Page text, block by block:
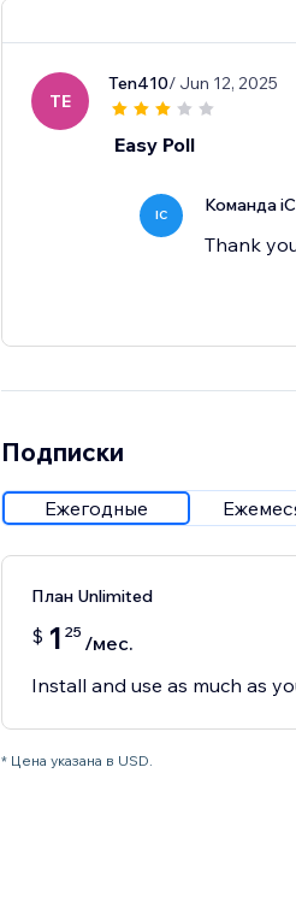
TE
Ten410/ Jun 12, 2025
Easy Poll
IC Команда
Thank
Подписки
Ежегодные
План Unlimited
$ 1 25 /мес.
Install and use as much as
* Цена указана в USD.